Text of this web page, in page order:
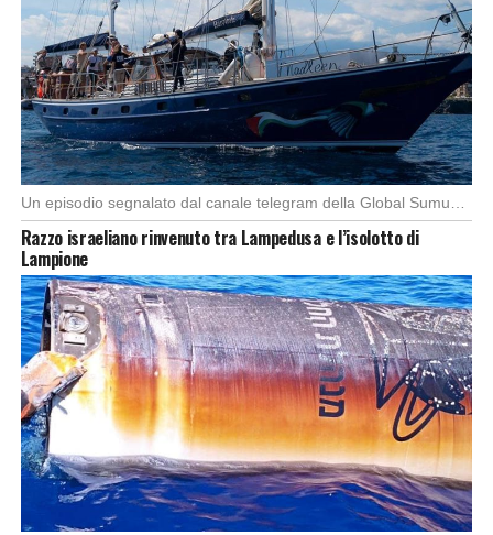
Un episodio segnalato dal canale telegram della Global Sumud Flotilla, (spedizione con l’imbarcazione di 44 […]
Razzo israeliano rinvenuto tra Lampedusa e l’isolotto di
Lampione